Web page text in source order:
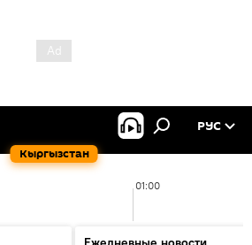
Кыргызстан
РУС
01:00